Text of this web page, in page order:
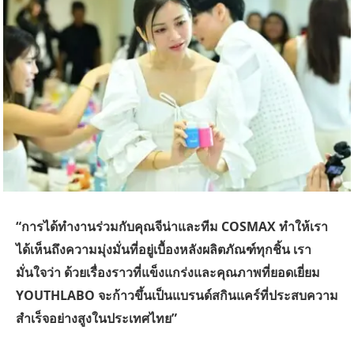
“การได้ทำงานร่วมกับคุณจีน่าและทีม COSMAX ทำให้เรา
ได้เห็นถึงความมุ่งมั่นที่อยู่เบื้องหลังผลิตภัณฑ์ทุกชิ้น เรา
มั่นใจว่า ด้วยเรื่องราวที่แข็งแกร่งและคุณภาพที่ยอดเยี่ยม
YOUTHLABO จะก้าวขึ้นเป็นแบรนด์สกินแคร์ที่ประสบความ
สำเร็จอย่างสูงในประเทศไทย”